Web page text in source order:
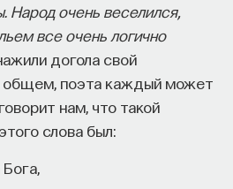
Народ очень веселился,
все очень логично
догола свой
общем, поэта каждый может
нам, что такой
слова был:
стыкуются
Археологи
к летописным
материалы. Ничего
А если мы вспомним,
есть у южных
Погодин писал: «Такое